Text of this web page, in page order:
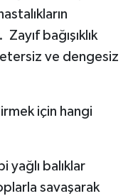
bağışıklık
ve dengesiz
için hangi
yağlı balıklar
savaşarak